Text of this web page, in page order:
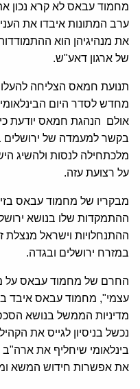
מחמוד עבאס לא קרא נכון
ערב המתונות איבדו את
את מנהיגיהן הוא
של ארגון דאע"ש.
תנועת חמאס הצליחה
מחדש לסדר היום
אולם הנהגת חמאס יודעת
בקשר למעמדה של ירושלים
מלכתחילה לנסות ולהשיג
על רצועת עזה.
מבקריו של מחמוד עבאס
ההתמקדות שלו בנושא
ההתנחלויות וישראל
במזרח ירושלים ובגדה.
החרם של מחמוד עבאס על
עצמי", מחמוד עבאס איבד
מדיניות הממשל בנושא
נכשל בניסיון לגייס את
בינלאומי שיחליף את ארה"ב
את אפשרות חידוש המשא